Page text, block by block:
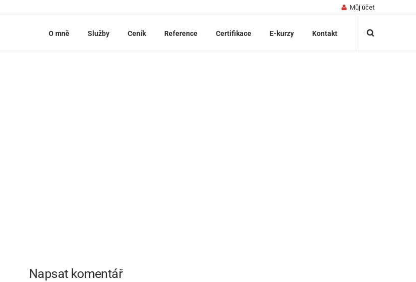
Můj účet
O mně Služby Ceník Reference Certifikace E-kurzy Kontakt
Napsat komentář